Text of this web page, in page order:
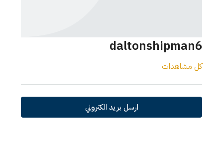
daltonshipman6
كل مشاهدات
ارسل بريد الكتروني